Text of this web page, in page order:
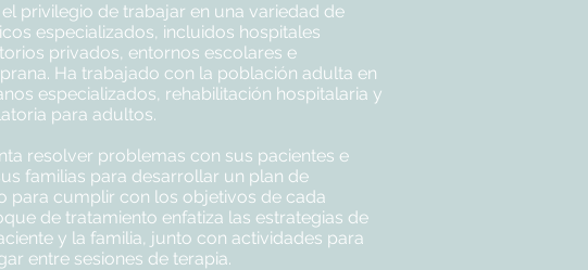
privilegio de trabajar en una variedad de
especializados, incluidos hospitales
privados, entornos escolares e
Ha trabajado con la población adulta en
especializados, rehabilitación hospitalaria y
para adultos.
resolver problemas con sus pacientes e
familias para desarrollar un plan de
para cumplir con los objetivos de cada
de tratamiento enfatiza las estrategias de
y la familia, junto con actividades para
entre sesiones de terapia.